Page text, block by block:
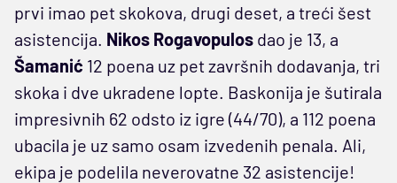
prvi imao pet skokova, drugi deset, a treći šest
asistencija. Nikos Rogavopulos dao je 13, a
Šamanić 12 poena uz pet završnih dodavanja, tri
skoka i dve ukradene lopte. Baskonija je šutirala
impresivnih 62 odsto iz igre (44/70), a 112 poena
ubacila je uz samo osam izvedenih penala. Ali,
ekipa je podelila neverovatne 32 asistencije!